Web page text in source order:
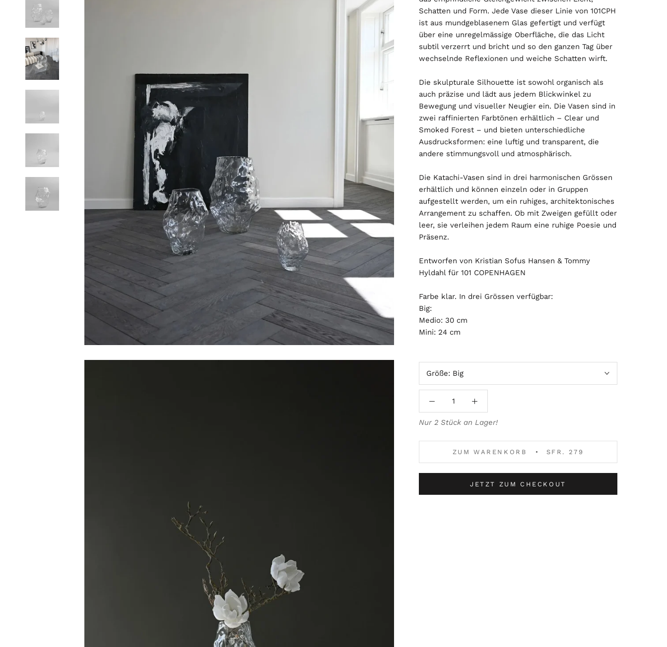
Schatten und Form. Jede Vase dieser Linie von 101CPH
ist aus mundgeblasenem Glas gefertigt und verfügt
über eine unregelmässige Oberfläche, die das Licht
subtil verzerrt und bricht und so den ganzen Tag über
wechselnde Reflexionen und weiche Schatten wirft.
Die skulpturale Silhouette ist sowohl organisch als
auch präzise und lädt aus jedem Blickwinkel zu
Bewegung und visueller Neugier ein. Die Vasen sind in
zwei raffinierten Farbtönen erhältlich – Clear und
Smoked Forest – und bieten unterschiedliche
Ausdrucksformen: eine luftig und transparent, die
andere stimmungsvoll und atmosphärisch.
Die Katachi-Vasen sind in drei harmonischen Grössen
erhältlich und können einzeln oder in Gruppen
aufgestellt werden, um ein ruhiges, architektonisches
Arrangement zu schaffen. Ob mit Zweigen gefüllt oder
leer, sie verleihen jedem Raum eine ruhige Poesie und
Präsenz.
Entworfen von Kristian Sofus Hansen & Tommy
Hyldahl für 101 COPENHAGEN
Farbe klar. In drei Grössen verfügbar:
Big:
Medio: 30 cm
Mini: 24 cm
Größe: Big
Nur 2 Stück an Lager!
ZUM WARENKORB SFR. 279
JETZT ZUM CHECKOUT